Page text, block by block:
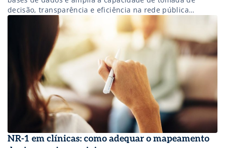
decisão, transparência e eficiência na rede pública
NR-1 em clínicas: como adequar o mapeamento